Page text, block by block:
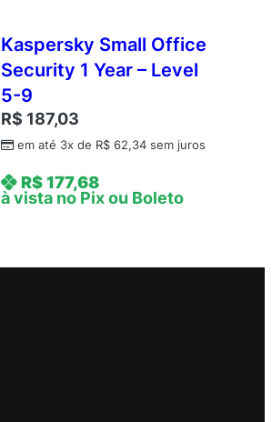
Kaspersky Small Office
Security 1 Year – Level
5-9
R$ 187,03
em até 3x de R$62,34sem juros
R$177,68
à vista no Pix ou Boleto